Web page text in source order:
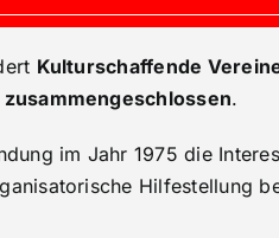
Kulturschaffende
zusammengeschlossen.
im Jahr 1975 die
Hilfestellung